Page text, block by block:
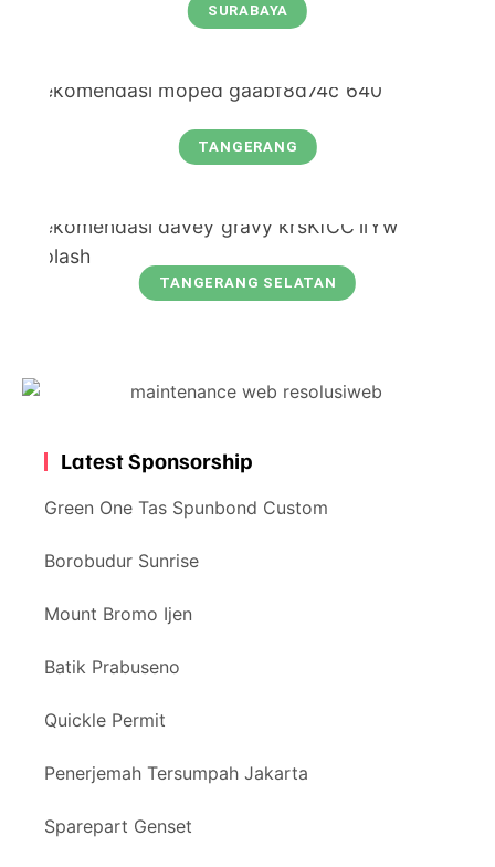
SURABAYA
TANGERANG
TANGERANG SELATAN
Latest Sponsorship
Green One Tas Spunbond Custom
Borobudur Sunrise
Mount Bromo Ijen
Batik Prabuseno
Quickle Permit
Penerjemah Tersumpah Jakarta
Sparepart Genset